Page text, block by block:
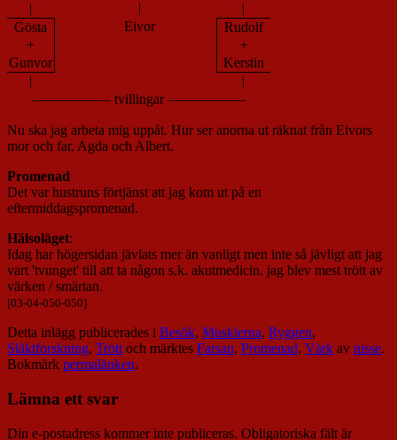
Gösta
Eivor
Rudolf
+
+
Gunvor
Kerstin
—————–tvillingar—————–
Nu ska jag arbeta mig uppåt. Hur ser anorna ut räknat från Eivors
mor och far, Agda och Albert.
Promenad
Det var hustruns förtjänst att jag kom ut på en
eftermiddagspromenad.
Hälsoläget:
Idag har högersidan jävlats mer än vanligt men inte så jävligt att jag
vart 'tvunget' till att ta någon s.k. akutmedicin. jag blev mest trött av
värken / smärtan.
[03-04-050-050]
Detta inlägg publicerades i Besök, Musklerna, Ryggen,
Släktforskning, Tröttoch märktes Farsan, Promenad, Värk av nisse.
Bokmärk permalänken.
Lämna ett svar
Din e-postadress kommer inte publiceras. Obligatoriska fält är